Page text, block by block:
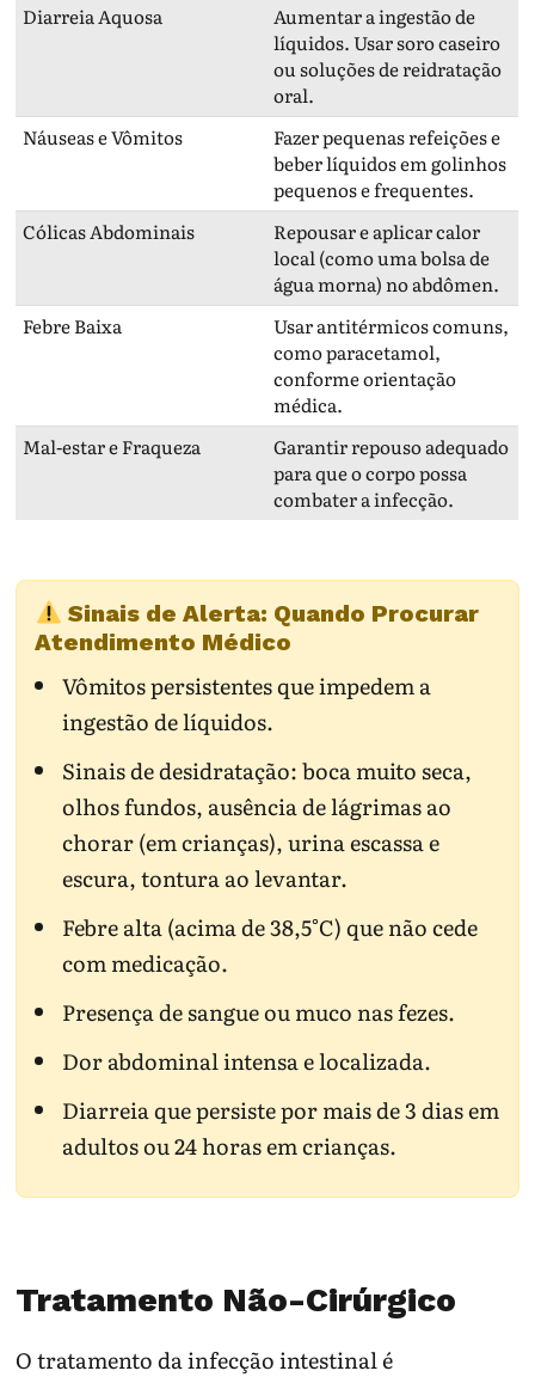
Diarreia Aquosa
Aumentar a ingestão de
líquidos. Usar soro caseiro
ou soluções de reidratação
oral.
Náuseas e Vômitos
Fazer pequenas refeições e
beber líquidos em golinhos
pequenos e frequentes.
Cólicas Abdominais
Repousar e aplicar calor
local (como uma bolsa de
água morna) no abdômen.
Febre Baixa
Usar antitérmicos comuns,
como paracetamol,
conforme orientação
médica.
Mal-estar e Fraqueza
Garantir repouso adequado
para que o corpo possa
combater a infecção.
Sinais de Alerta: Quando Procurar
Atendimento Médico
Vômitos persistentes que impedem a
ingestão de líquidos.
Sinais de desidratação: boca muito seca,
olhos fundos, ausência de lágrimas ao
chorar (em crianças), urina escassa e
escura, tontura ao levantar.
Febre alta (acima de 38,5°C) que não cede
com medicação.
Presença de sangue ou muco nas fezes.
Dor abdominal intensa e localizada.
Diarreia que persiste por mais de 3 dias em
adultos ou 24 horas em crianças.
Tratamento Não-Cirúrgico
O tratamento da infecção intestinal é